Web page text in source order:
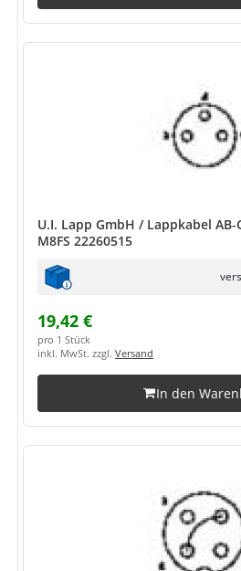
U.I. Lapp GmbH / Lappkabel AB-
M8FS 22260515
19,42 €
pro 1 Stück
inkl. MwSt. zzgl. Versand
In den